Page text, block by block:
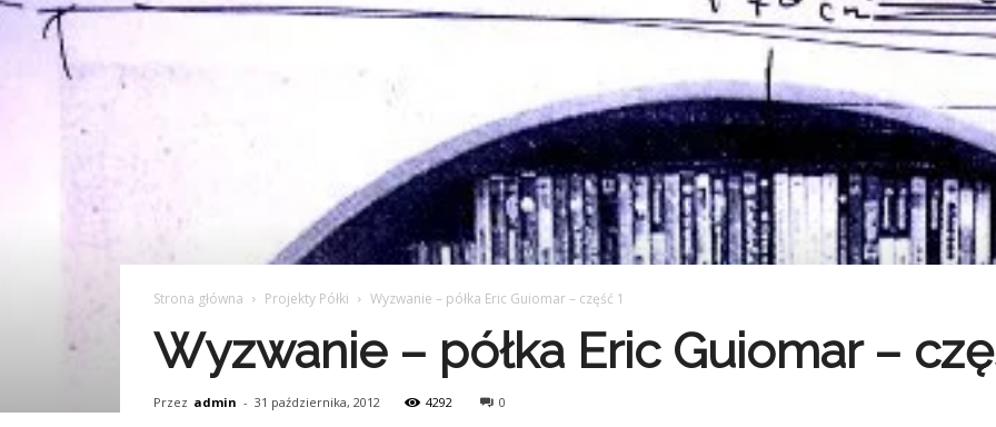
Strona główna Projekty Półki Wyzwanie – półka Eric Guiomar – część 1
Wyzwanie – półka Eric Guiomar –
Przez admin - 31 października, 2012 4292 0